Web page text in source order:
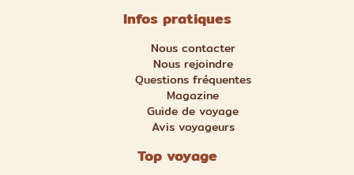
Infos pratiques
Nous contacter
Nous rejoindre
Questions fréquentes
Magazine
Guide de voyage
Avis voyageurs
Top voyage